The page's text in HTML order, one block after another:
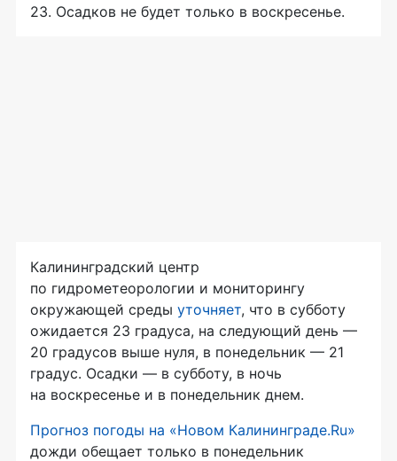
23. Осадков не будет только в воскресенье.
Калининградский центр
по гидрометеорологии и мониторингу
окружающей среды уточняет, что в субботу
ожидается 23 градуса, на следующий день —
20 градусов выше нуля, в понедельник — 21
градус. Осадки — в субботу, в ночь
на воскресенье и в понедельник днем.
Прогноз погоды на «Новом Калининграде.Ru»
дожди обещает только в понедельник